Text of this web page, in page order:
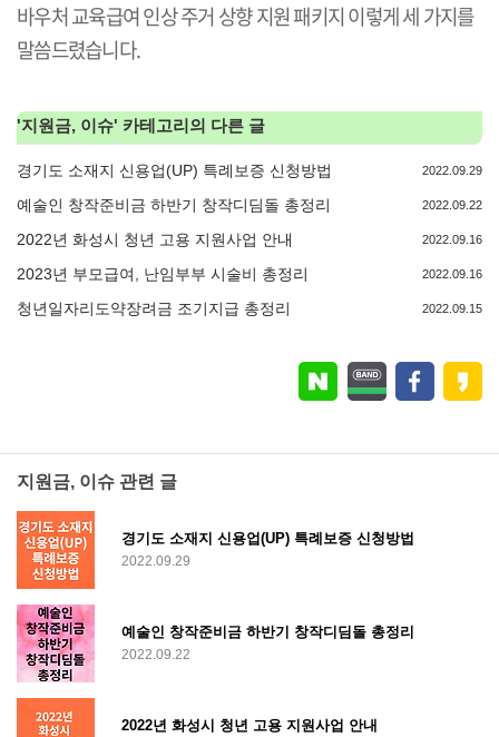
바우처 교육급여 인상 주거 상향 지원 패키지 이렇게 세 가지를
말씀드렸습니다.
'지원금, 이슈' 카테고리의 다른 글
경기도 소재지 신용업(UP) 특례보증 신청방법 2022.09.29
예술인 창작준비금 하반기 창작디딤돌 총정리 2022.09.22
2022년 화성시 청년 고용 지원사업 안내 2022.09.16
2023년 부모급여, 난임부부 시술비 총정리 2022.09.16
청년일자리도약장려금 조기지급 총정리 2022.09.15
지원금, 이슈 관련 글
경기도 소재지 신용업(UP) 특례보증 신청방법
2022.09.29
예술인 창작준비금 하반기 창작디딤돌 총정리
2022.09.22
2022년 화성시 청년 고용 지원사업 안내